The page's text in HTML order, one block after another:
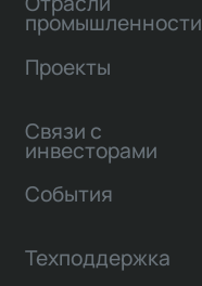
промышленности
Проекты
Связи с
инвесторами
События
Техподдержка